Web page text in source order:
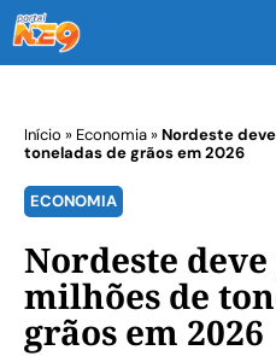
Início » Economia»Nordeste
toneladas de grãos em 2026
ECONOMIA
Nordeste
milhões de
grãos em 2026